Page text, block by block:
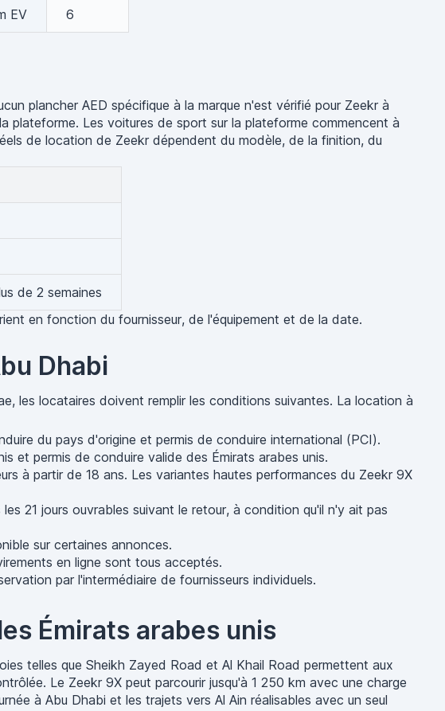
EV 6
plancher AED spécifique à la marque n'est vérifié pour Zeekr à
plateforme. Les voitures de sport sur la plateforme commencent à
de location de Zeekr dépendent du modèle, de la finition, du
de 2 semaines
en fonction du fournisseur, de l'équipement et de la date.
Dhabi
les locataires doivent remplir les conditions suivantes. La location à
du pays d'origine et permis de conduire international (PCI).
et permis de conduire valide des Émirats arabes unis.
à partir de 18 ans. Les variantes hautes performances du Zeekr 9X
21 jours ouvrables suivant le retour, à condition qu'il n'y ait pas
sur certaines annonces.
en ligne sont tous acceptés.
par l'intermédiaire de fournisseurs individuels.
Émirats arabes unis
telles que Sheikh Zayed Road et Al Khail Road permettent aux
Le Zeekr 9X peut parcourir jusqu'à 1 250 km avec une charge
à Abu Dhabi et les trajets vers Al Ain réalisables avec un seul